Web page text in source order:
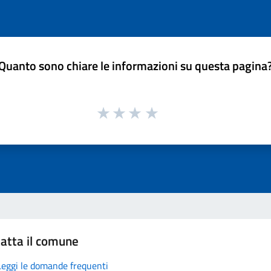
sono chiare le informazioni su questa
il comune
le domande frequenti